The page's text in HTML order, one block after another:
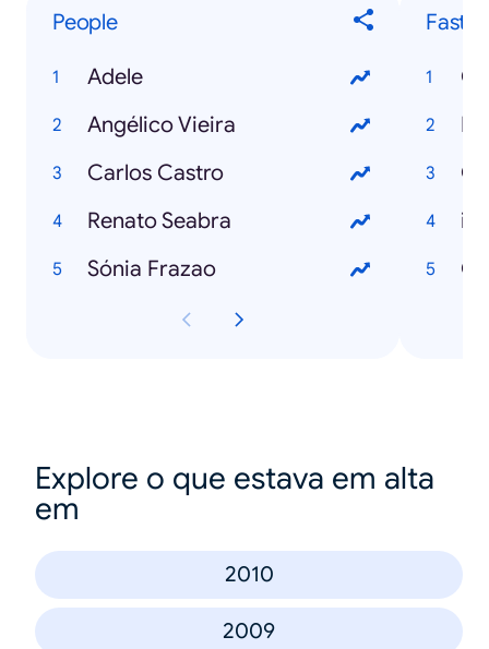
People
Adele
Angélico Vieira
Carlos Castro
Renato Seabra
Sónia Frazao
Explore o que estava em alta
em
2010
2009